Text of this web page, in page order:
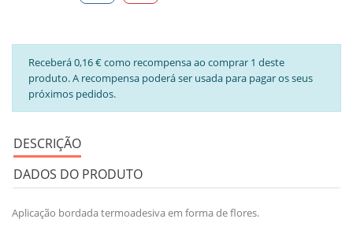
Receberá 0,16 € como recompensa ao comprar 1 deste
produto. A recompensa poderá ser usada para pagar os seus
próximos pedidos.
DESCRIÇÃO
DADOS DO PRODUTO
Aplicação bordada termoadesiva em forma de flores.